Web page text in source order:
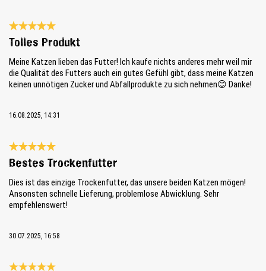
Bewertung mit 5 von 5 Sternen
Tolles Produkt
Meine Katzen lieben das Futter! Ich kaufe nichts anderes mehr weil mir
die Qualität des Futters auch ein gutes Gefühl gibt, dass meine Katzen
keinen unnötigen Zucker und Abfallprodukte zu sich nehmen😊 Danke!
16.08.2025, 14:31
Bewertung mit 5 von 5 Sternen
Bestes Trockenfutter
Dies ist das einzige Trockenfutter, das unsere beiden Katzen mögen!
Ansonsten schnelle Lieferung, problemlose Abwicklung. Sehr
empfehlenswert!
30.07.2025, 16:58